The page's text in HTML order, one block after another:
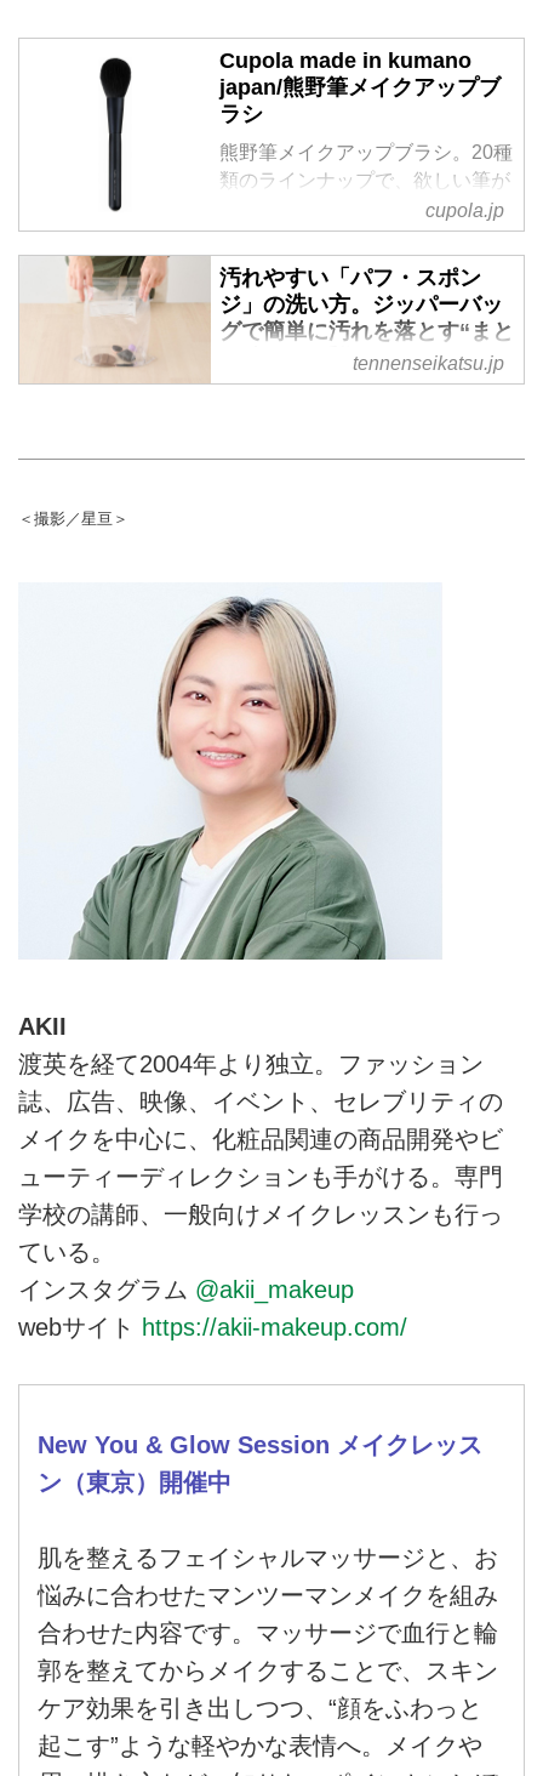
Cupola made in kumano
japan/熊野筆メイクアップブ
ラシ
熊野筆メイクアップブラシ。20種
類のラインナップで、欲しい筆が
必ず見つかります。 ギフトにも
最適です。メイクアップアーチス
ト20年以上の経験を持つ
NATSUKA（なつか）がプロデュ
ースした筆。刻印も出来ます。
cupola.jp
汚れやすい「パフ・スポン
ジ」の洗い方。ジッパーバッ
グで簡単に汚れを落とす“まと
め洗い”の手順
ィストのAKIIさんに、短時間でさ
っときれいにお手入れできる方法
を教わりました。
tennenseikatsu.jp
＜撮影／星亘＞
AKII
渡英を経て2004年より独立。ファッション
誌、広告、映像、イベント、セレブリティの
メイクを中心に、化粧品関連の商品開発やビ
ューティーディレクションも手がける。専門
学校の講師、一般向けメイクレッスンも行っ
ている。
インスタグラム @akii_makeup
webサイト https://akii-makeup.com/
New You & Glow Session メイクレッス
ン（東京）開催中
肌を整えるフェイシャルマッサージと、お
悩みに合わせたマンツーマンメイクを組み
合わせた内容です。マッサージで血行と輪
郭を整えてからメイクすることで、スキン
ケア効果を引き出しつつ、“顔をふわっと
起こす”ような軽やかな表情へ。メイクや